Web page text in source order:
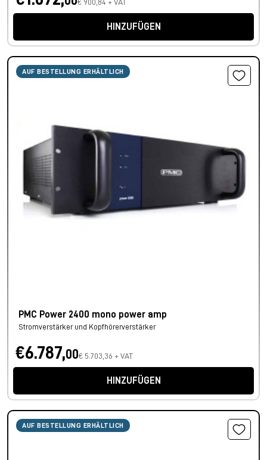
€ 900,84 + VAT
HINZUFÜGEN
AUF BESTELLUNG ERHÄLTLICH
PMC Power 2400 mono power amp
Stromverstärker und Kopfhörerverstärker
€6.787,00€ 5.703,36 + VAT
HINZUFÜGEN
AUF BESTELLUNG ERHÄLTLICH